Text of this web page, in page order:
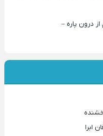
درون پاره –
ابرا